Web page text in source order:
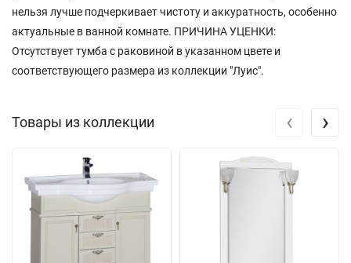
нельзя лучше подчеркивает чистоту и аккуратность, особенно
актуальные в ванной комнате. ПРИЧИНА УЦЕНКИ:
Отсутствует тумба с раковиной в указанном цвете и
соответствующего размера из коллекции "Луис".
Товары из коллекции ‹ ›